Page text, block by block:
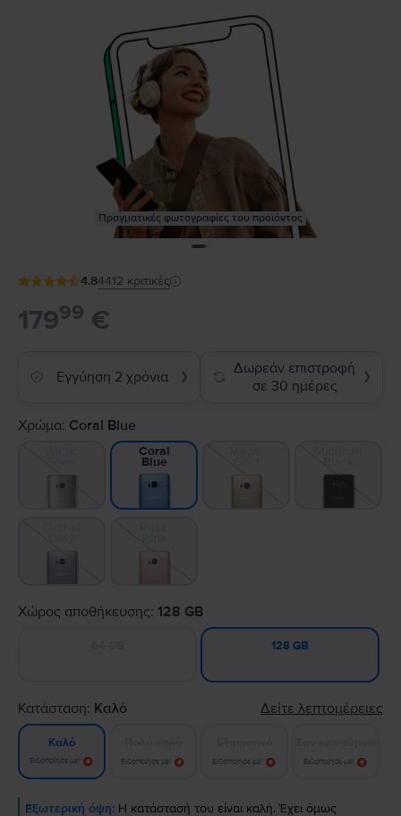
Πραγματικές φωτογραφίες του προϊόντος
4.84412 κριτικές
17999 €
Εγγύηση 2 χρόνια ❯
Δωρεάν επιστροφή
σε 30 ημέρες
❯
Χρώμα: Coral Blue
Coral
Blue
Χώρος αποθήκευσης: 128 GB
128 GB
Κατάσταση: Καλό Δείτε λεπτομέρειες
Καλό
Ειδοποίησε με! Ειδοποίησε με! Ειδοποίησε με! Ειδοποίησε με!
Εξωτερική όψη: Η κατάστασή του είναι καλή. Έχει όμως